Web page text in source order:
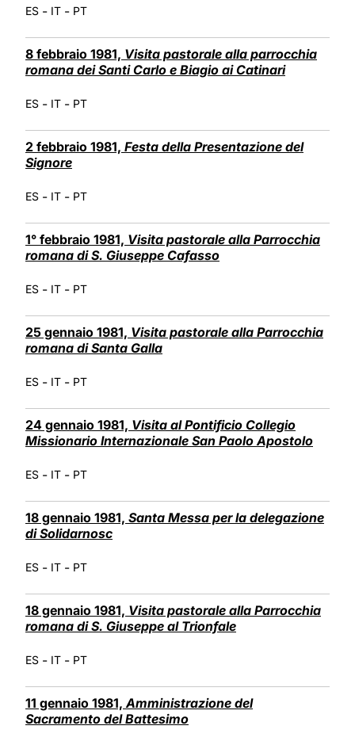
ES - IT - PT
8 febbraio 1981, Visita pastorale alla parrocchia
romana dei Santi Carlo e Biagio ai Catinari
ES - IT - PT
2 febbraio 1981, Festa della Presentazione del
Signore
ES - IT - PT
1° febbraio 1981, Visita pastorale alla Parrocchia
romana di S. Giuseppe Cafasso
ES - IT - PT
25 gennaio 1981, Visita pastorale alla Parrocchia
romana di Santa Galla
ES - IT - PT
24 gennaio 1981, Visita al Pontificio Collegio
Missionario Internazionale San Paolo Apostolo
ES - IT - PT
18 gennaio 1981, Santa Messa per la delegazione
di Solidarnosc
ES - IT - PT
18 gennaio 1981, Visita pastorale alla Parrocchia
romana di S. Giuseppe al Trionfale
ES - IT - PT
11 gennaio 1981, Amministrazione del
Sacramento del Battesimo